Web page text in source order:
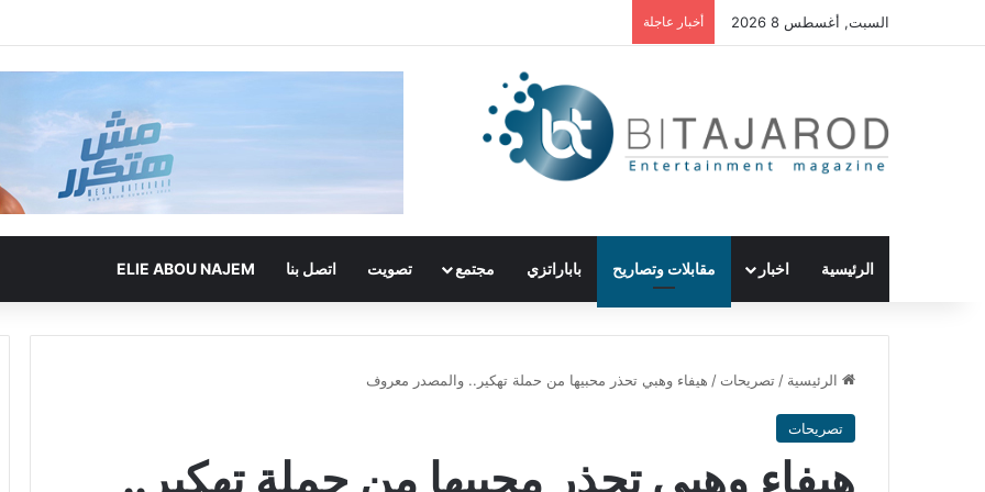
السبت, أغسطس 8 2026 أخبار عاجلة
الرئيسية اخبار مقابلات وتصاريح باباراتزي مجتمع تصويت اتصل بنا ELIE ABOU NAJEM
الرئيسية / تصريحات / هيفاء وهبي تحذر محبيها من حملة تهكير.. والمصدر معروف
تصريحات
هيفاء وهبي تحذر محبيها من حملة تهكير..